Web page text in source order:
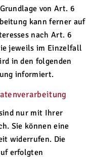
von Art. 6
kann ferner auf
nach Art. 6
jeweils im Einzelfall
in den folgenden
informiert.
nur mit Ihrer
Sie können eine
widerrufen. Die
erfolgten